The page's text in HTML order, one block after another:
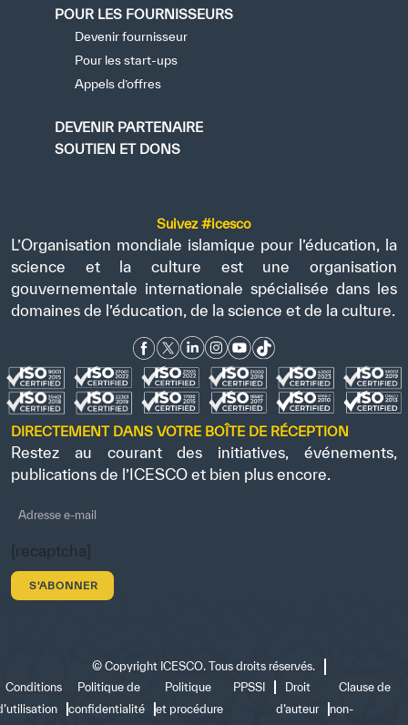
POUR LES FOURNISSEURS
Devenir fournisseur
Pour les start-ups
Appels d’offres
DEVENIR PARTENAIRE
SOUTIEN ET DONS
Suivez #icesco
L’Organisation mondiale islamique pour l’éducation, la
science et la culture est une organisation
gouvernementale internationale spécialisée dans les
domaines de l’éducation, de la science et de la culture.
DIRECTEMENT DANS VOTRE BOÎTE DE RÉCEPTION
Restez au courant des initiatives, événements,
publications de l’ICESCO et bien plus encore.
[recaptcha]
© Copyright ICESCO. Tous droits réservés.
Conditions
Politique de
confidentialité
Politique
et procédure
PPSSI
Droit
d’auteur
Clause de
non-